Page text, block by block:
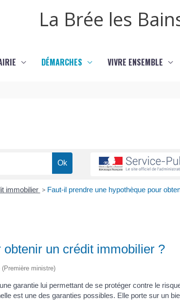
La Brée les
DÉMARCHES VIVRE ENSEMBLE
immobilier > Faut-il prendre une hypothèque pour
un crédit immobilier ?
ministre)
garantie lui permettant de se protéger contre le
est une des garanties possibles. Elle porte sur un